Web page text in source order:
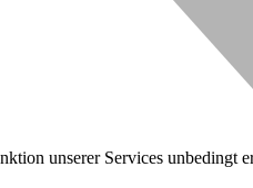
unserer Services